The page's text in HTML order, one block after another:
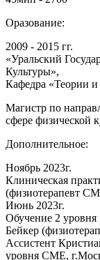
Оразование:
2009 - 2015 гг.
«Уральский
Культуры»,
Кафедра «Теории
Магистр по
сфере физической
Дополнительное:
Ноябрь 2023г.
Клиническая
(физиотерапевт
Июнь 2023г.
Обучение 2
Бейкер
Ассистент
уровня СМЕ,